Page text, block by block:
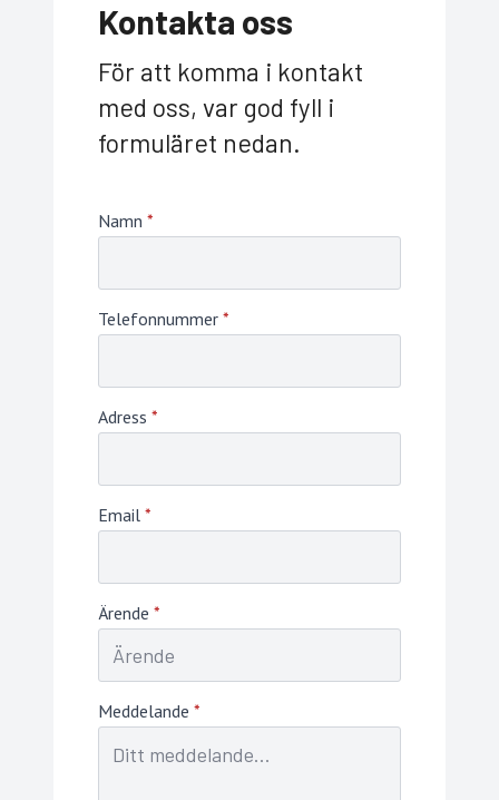
Kontakta oss
För att komma i kontakt
med oss, var god fyll i
formuläret nedan.
Namn *
Telefonnummer *
Adress *
Email *
Ärende *
Meddelande *